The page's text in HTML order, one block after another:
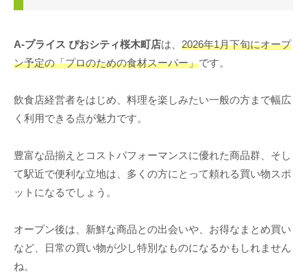
A-プライス ぴおシティ桜木町店は、 2026年1月下旬にオープ
ン予定の「プロのための食材スーパー」です。
飲食店経営者をはじめ、料理を楽しみたい一般の方まで幅広
く利用できる点が魅力です。
豊富な品揃えとコストパフォーマンスに優れた商品群、そし
て駅近で便利な立地は、多くの方にとって頼れる買い物スポ
ットになるでしょう。
オープン後は、新鮮な商品との出会いや、お得なまとめ買い
など、日常の買い物が少し特別なものになるかもしれません
ね。